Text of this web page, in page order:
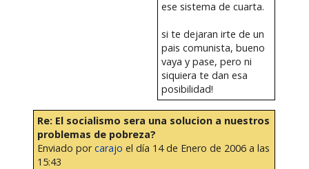
ese sistema de cuarta.
si te dejaran irte de un
pais comunista, bueno
vaya y pase, pero ni
siquiera te dan esa
posibilidad!
Re: El socialismo sera una solucion a nuestros
problemas de pobreza?
Enviado porcarajo el día 14 de Enero de 2006 a las
15:43